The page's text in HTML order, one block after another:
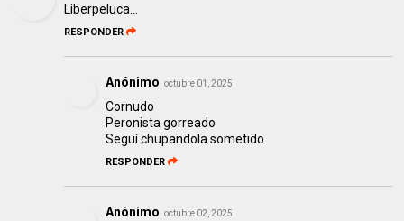
Liberpeluca...
RESPONDER
Anónimo octubre 01, 2025
Cornudo
Peronista gorreado
Seguí chupandola sometido
RESPONDER
Anónimo octubre 02, 2025